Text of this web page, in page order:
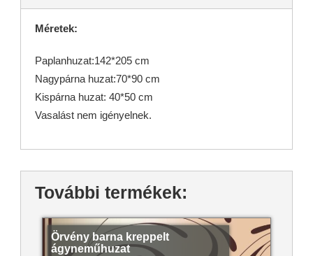
Méretek:
Paplanhuzat:142*205 cm
Nagypárna huzat:70*90 cm
Kispárna huzat: 40*50 cm
Vasalást nem igényelnek.
További termékek:
Örvény barna kreppelt
ágyneműhuzat